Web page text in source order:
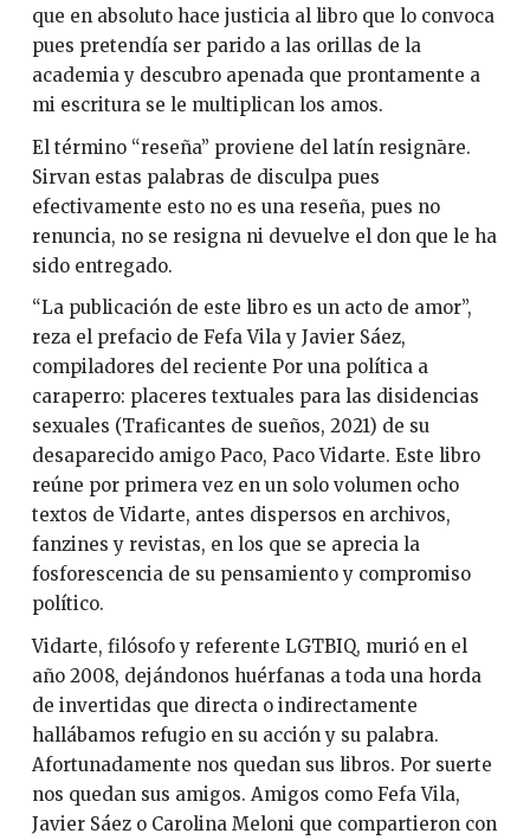
que en absoluto hace justicia al libro que lo convoca
pues pretendía ser parido a las orillas de la
academia y descubro apenada que prontamente a
mi escritura se le multiplican los amos.
El término “reseña” proviene del latín resignāre.
Sirvan estas palabras de disculpa pues
efectivamente esto no es una reseña, pues no
renuncia, no se resigna ni devuelve el don que le ha
sido entregado.
“La publicación de este libro es un acto de amor”,
reza el prefacio de Fefa Vila y Javier Sáez,
compiladores del reciente Por una política a
caraperro: placeres textuales para las disidencias
sexuales (Traficantes de sueños, 2021) de su
desaparecido amigo Paco, Paco Vidarte. Este libro
reúne por primera vez en un solo volumen ocho
textos de Vidarte, antes dispersos en archivos,
fanzines y revistas, en los que se aprecia la
fosforescencia de su pensamiento y compromiso
político.
Vidarte, filósofo y referente LGTBIQ, murió en el
año 2008, dejándonos huérfanas a toda una horda
de invertidas que directa o indirectamente
hallábamos refugio en su acción y su palabra.
Afortunadamente nos quedan sus libros. Por suerte
nos quedan sus amigos. Amigos como Fefa Vila,
Javier Sáez o Carolina Meloni que compartieron con